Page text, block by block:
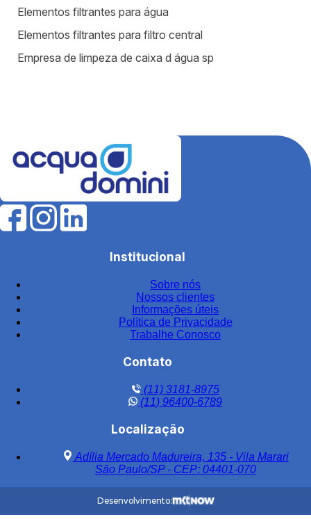
Elementos filtrantes para água
Elementos filtrantes para filtro central
Empresa de limpeza de caixa d água sp
Fábrica de filtros para tratamento de água
Fabricantes de elementos filtrantes
Filtro de água para indústria
Filtro de água industrial
Filtro de carvão ativado para água
Filtro de carvão ativado industrial
Filtro de carvão ativado para tratamento de água
Filtro de carvão preço
Filtro central de água
Filtro central de água em aço inox
Filtro central de água inox
Filtro central de água potável aço inox
Filtro central para condomínios
Institucional
Sobre nós
Nossos clientes
Informações úteis
Política de Privacidade
Trabalhe Conosco
Contato
(11) 3181-8975
(11) 96400-6789
Localização
Adília Mercado Madureira, 135 - Vila Marari
São Paulo/SP - CEP: 04401-070
Desenvolvimento: